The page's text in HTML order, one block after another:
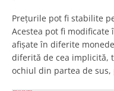
Prețurile pot fi stabilite
Acestea pot fi
afișate în diferite
diferită de cea implicită,
ochiul din partea de